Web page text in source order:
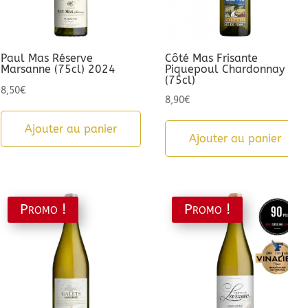
Paul Mas Réserve
Marsanne (75cl) 2024
8,50€
Ajouter au panier
Côté Mas Frisante
Piquepoul Chardonnay
(75cl)
8,90€
Ajouter au panier
Promo ! Promo !